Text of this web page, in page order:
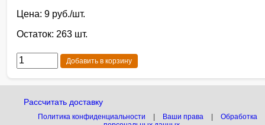
Цена: 9 руб./шт.
Остаток: 263 шт.
Добавить в корзину
Рассчитать доставку
Политика конфиденциальности Ваши права
Обработка